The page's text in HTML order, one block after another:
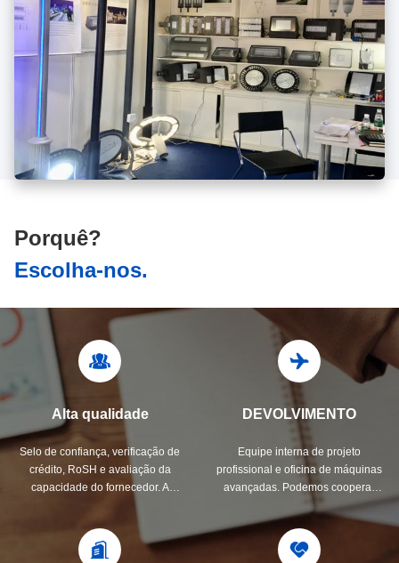
Porquê?
Escolha-nos.
Alta qualidade
Selo de confiança, verificação de
crédito, RoSH e avaliação da
capacidade do fornecedor. A
laboratório de teste profissional.
DEVOLVIMENTO
Equipe interna de projeto
profissional e oficina de máquinas
avançadas. Podemos cooperar
para desenvolver os produtos de
que necessita.